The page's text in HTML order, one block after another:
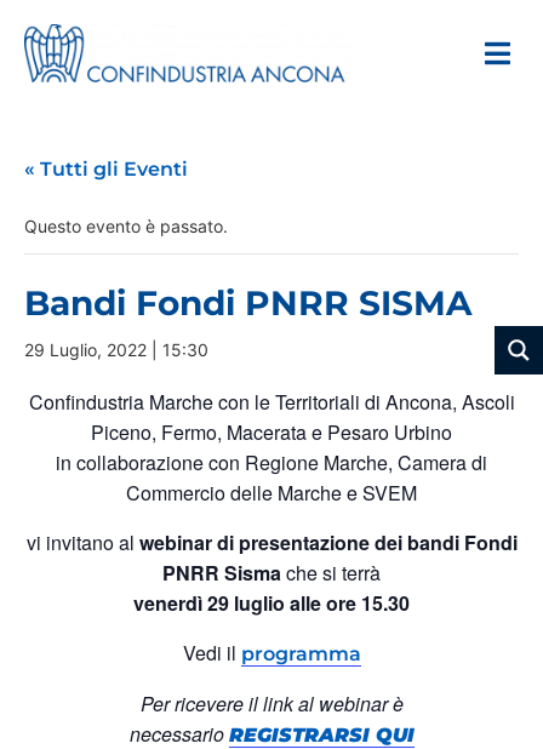
« Tutti gli Eventi
Questo evento è passato.
Bandi Fondi PNRR SISMA
29 Luglio, 2022 | 15:30
Confindustria Marche con le Territoriali di Ancona, Ascoli
Piceno, Fermo, Macerata e Pesaro Urbino
in collaborazione con Regione Marche, Camera di
Commercio delle Marche e SVEM
vi invitano al webinar di presentazione dei bandi Fondi
PNRR Sismache si terrà
venerdì 29 luglio alle ore 15.30
Vedi il programma
Per ricevere il link al webinar è
necessario REGISTRARSI QUI